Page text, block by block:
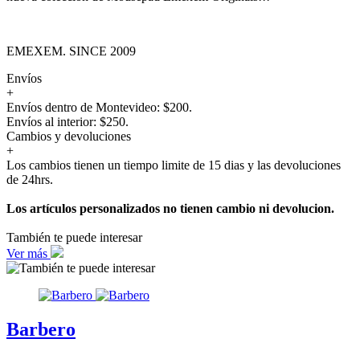
EMEXEM. SINCE 2009
Envíos
+
Envíos dentro de Montevideo: $200.
Envíos al interior: $250.
Cambios y devoluciones
+
Los cambios tienen un tiempo limite de 15 dias y las devoluciones
de 24hrs.
Los artículos personalizados no tienen cambio ni devolucion.
También te puede interesar
Ver más
Barbero